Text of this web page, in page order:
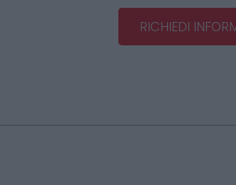
RICHIEDI